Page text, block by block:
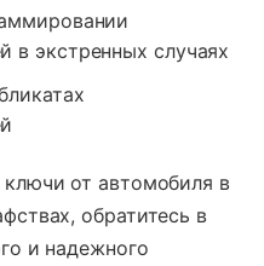
в экстренных случаях
от автомобиля в
обратитесь в
и надежного